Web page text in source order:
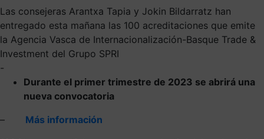
Las consejeras Arantxa Tapia y Jokin Bildarratz han
entregado esta mañana las 100 acreditaciones que emite
la Agencia Vasca de Internacionalización-Basque Trade &
Investment del Grupo SPRI
-
Durante el primer trimestre de 2023 se abrirá una
nueva convocatoria
– Más información